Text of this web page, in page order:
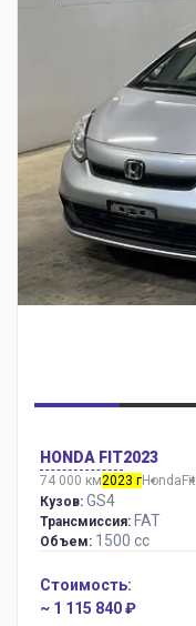
HONDA FIT2023
74 000 км2023 гHondaFit
Кузов: GS4
Трансмиссия: FAT
Объем: 1500 сс
Стоимость:
~ 1 115 840 ₽